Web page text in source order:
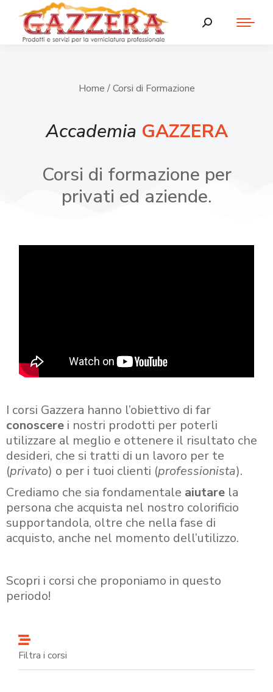
Home / Corsi di Formazione
Accademia GAZZERA
Corsi di formazione per
privati ed aziende.
I corsi Gazzera hanno l’obiettivo di far
conoscere i nostri prodotti per poterli
utilizzare al meglio e ottenere il risultato che
desideri, che si tratti di un lavoro per te
(privato) o per i tuoi clienti (professionista).
Crediamo che sia fondamentale aiutare la
persona che acquista nel nostro colorificio
supportandola, oltre che nella fase di
acquisto, anche nel momento dell’utilizzo.
Scopri i corsi che proponiamo in questo
periodo!
Filtra i corsi